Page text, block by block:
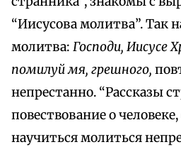
“Иисусова молитва”. Так
молитва: Господи, Иисусе
помилуй мя, грешного,
непрестанно. “Рассказы
повествование о
научиться молиться